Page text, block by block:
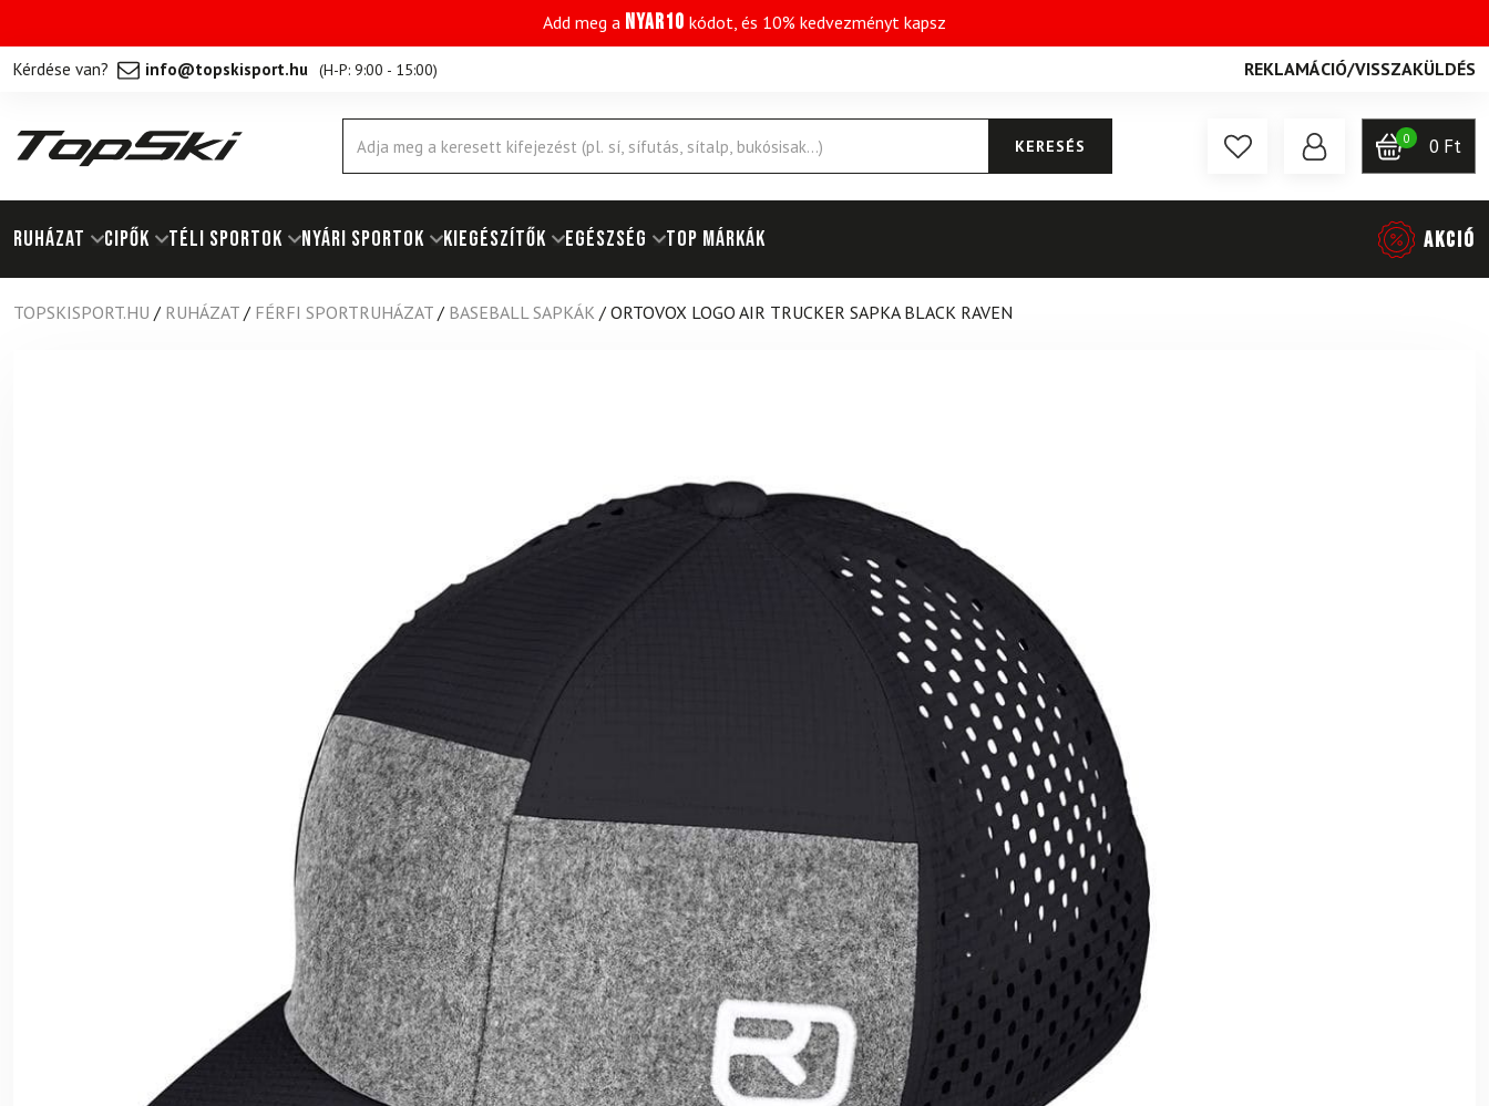
Add meg a NYAR10 kódot, és 10% kedvezményt kapsz
Kérdése van? info@topskisport.hu (H-P: 9:00 - 15:00) REKLAMÁCIÓ/VISSZAKÜLDÉS
Products
search
KERESÉS 0 0 Ft
RUHÁZAT Cipők TÉLI SPORTOK NYÁRI SPORTOK KIEGÉSZÍTŐK EGÉSZSÉG Top márkák AKCIÓ
TOPSKISPORT.HU / RUHÁZAT / FÉRFI SPORTRUHÁZAT / BASEBALL SAPKÁK / ORTOVOX LOGO AIR TRUCKER SAPKA BLACK RAVEN